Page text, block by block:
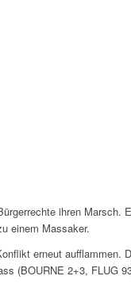
ihren
einem Massaker.
erneut aufflammen.
(BOURNE 2+3, FLUG